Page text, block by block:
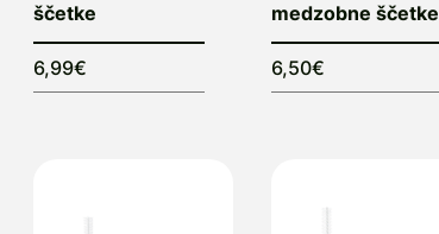
ščetke
6,99€
medzobne ščetke
6,50€